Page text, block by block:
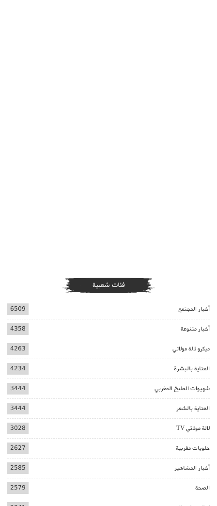
فئات شعبية
أخبار المجتمع 6509
أخبار متنوعة 4358
ميكرو لالة مولاتي 4263
العناية بالبشرة 4234
شهيوات الطبخ المغربي 3444
العناية بالشعر 3444
لالة مولاتي TV 3028
حلويات مغربية 2627
أخبار المشاهير 2585
الصحة 2579